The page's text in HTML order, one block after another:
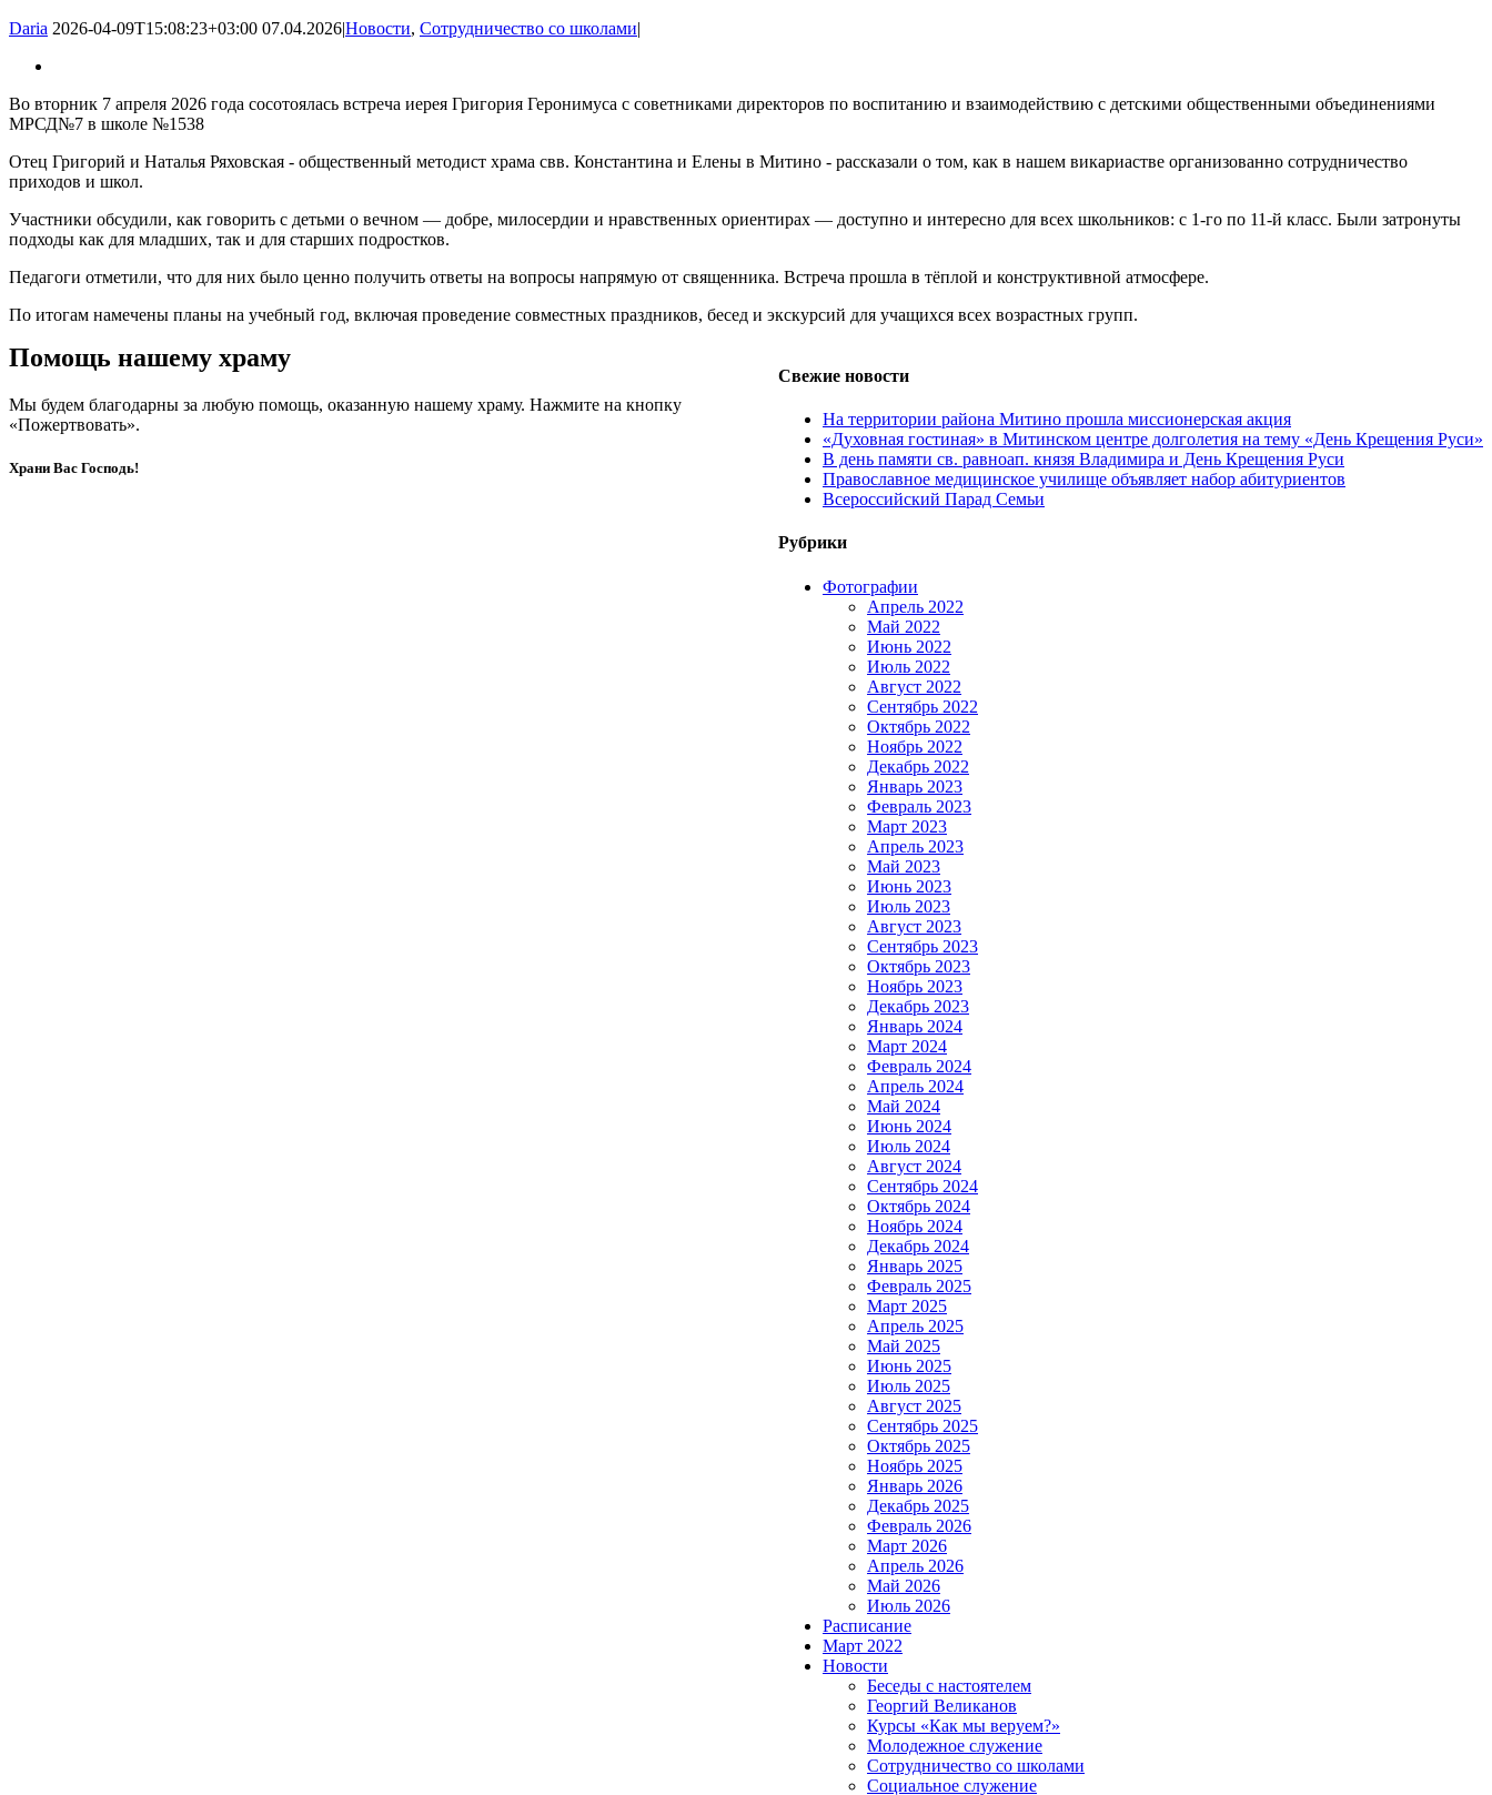
Daria 2026-04-09T15:08:23+03:00 07.04.2026|Новости, Сотрудничество со школами|
Во вторник 7 апреля 2026 года сосотоялась встреча иерея Григория Геронимуса с советниками директоров по воспитанию и взаимодействию с детскими общественными объединениями
МРСД№7 в школе №1538
Отец Григорий и Наталья Ряховская - общественный методист храма свв. Константина и Елены в Митино - рассказали о том, как в нашем викариастве организованно сотрудничество
приходов и школ.
Участники обсудили, как говорить с детьми о вечном — добре, милосердии и нравственных ориентирах — доступно и интересно для всех школьников: с 1-го по 11-й класс. Были затронуты
подходы как для младших, так и для старших подростков.
Педагоги отметили, что для них было ценно получить ответы на вопросы напрямую от священника. Встреча прошла в тёплой и конструктивной атмосфере.
По итогам намечены планы на учебный год, включая проведение совместных праздников, бесед и экскурсий для учащихся всех возрастных групп.
Свежие новости
На территории района Митино прошла миссионерская акция
«Духовная гостиная» в Митинском центре долголетия на тему «День Крещения Руси»
В день памяти св. равноап. князя Владимира и День Крещения Руси
Православное медицинское училище объявляет набор абитуриентов
Всероссийский Парад Семьи
Рубрики
Фотографии
Апрель 2022
Май 2022
Июнь 2022
Июль 2022
Август 2022
Сентябрь 2022
Октябрь 2022
Ноябрь 2022
Декабрь 2022
Январь 2023
Февраль 2023
Март 2023
Апрель 2023
Май 2023
Июнь 2023
Июль 2023
Август 2023
Сентябрь 2023
Октябрь 2023
Ноябрь 2023
Декабрь 2023
Январь 2024
Март 2024
Февраль 2024
Апрель 2024
Май 2024
Июнь 2024
Июль 2024
Август 2024
Сентябрь 2024
Октябрь 2024
Ноябрь 2024
Декабрь 2024
Январь 2025
Февраль 2025
Март 2025
Апрель 2025
Май 2025
Июнь 2025
Июль 2025
Август 2025
Сентябрь 2025
Октябрь 2025
Ноябрь 2025
Январь 2026
Декабрь 2025
Февраль 2026
Март 2026
Апрель 2026
Май 2026
Июль 2026
Расписание
Март 2022
Новости
Беседы с настоятелем
Георгий Великанов
Курсы «Как мы веруем?»
Молодежное служение
Сотрудничество со школами
Социальное служение
Помощь нашему храму
Мы будем благодарны за любую помощь, оказанную нашему храму. Нажмите на кнопку
«Пожертвовать».
Храни Вас Господь!